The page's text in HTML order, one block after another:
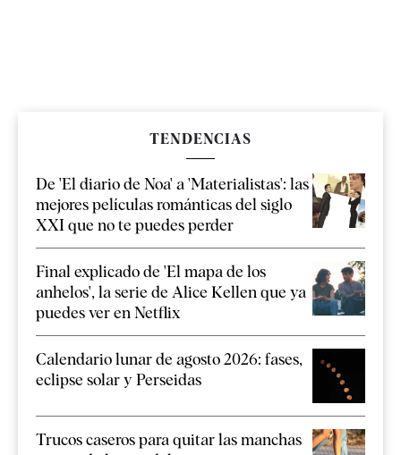
TENDENCIAS
De 'El diario de Noa' a 'Materialistas': las
mejores películas románticas del siglo
XXI que no te puedes perder
Final explicado de 'El mapa de los
anhelos', la serie de Alice Kellen que ya
puedes ver en Netflix
Calendario lunar de agosto 2026: fases,
eclipse solar y Perseidas
Trucos caseros para quitar las manchas